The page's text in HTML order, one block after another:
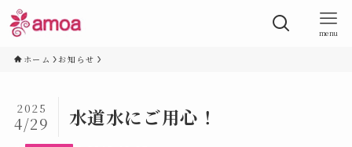
menu
ホーム お知らせ
水道水にご用心！
2025
4/29